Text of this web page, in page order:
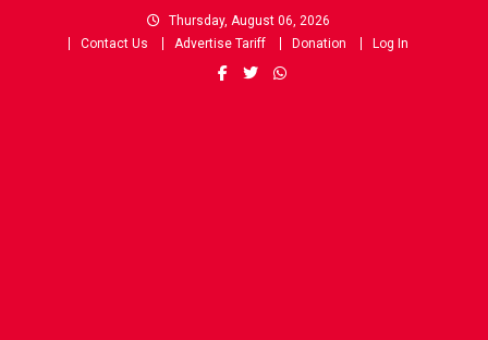
Thursday, August 06, 2026
Contact Us
Advertise Tariff Donation Log In